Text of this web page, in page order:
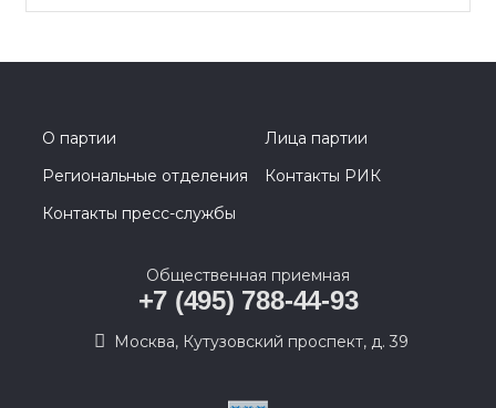
О партии
Лица партии
Региональные отделения
Контакты РИК
Контакты пресс-службы
Общественная приемная
+7 (495) 788-44-93
Москва, Кутузовский проспект, д. 39